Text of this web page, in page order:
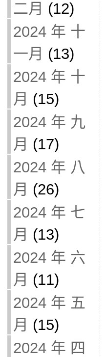
二月 (12)
2024 年 十
一月 (13)
2024 年 十
月 (15)
2024 年 九
月 (17)
2024 年 八
月 (26)
2024 年 七
月 (13)
2024 年 六
月 (11)
2024 年 五
月 (15)
2024 年 四